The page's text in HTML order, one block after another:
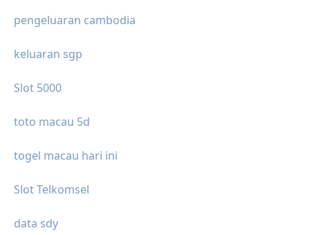
pengeluaran cambodia
keluaran sgp
Slot 5000
toto macau 5d
togel macau hari ini
Slot Telkomsel
data sdy